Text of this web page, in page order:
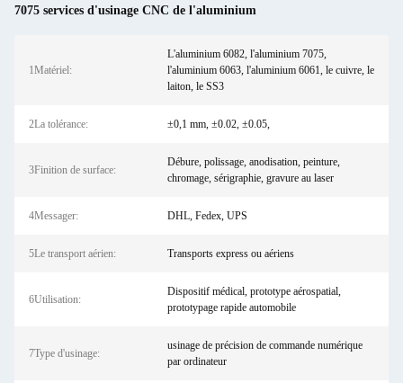
7075 services d'usinage CNC de l'aluminium
1Matériel:
L'aluminium 6082, l'aluminium 7075,
l'aluminium 6063, l'aluminium 6061, le cuivre, le
laiton, le SS3
2La tolérance: ±0,1 mm, ±0.02, ±0.05,
3Finition de surface:
Débure, polissage, anodisation, peinture,
chromage, sérigraphie, gravure au laser
4Messager: DHL, Fedex, UPS
5Le transport aérien: Transports express ou aériens
6Utilisation:
Dispositif médical, prototype aérospatial,
prototypage rapide automobile
7Type d'usinage:
usinage de précision de commande numérique
par ordinateur